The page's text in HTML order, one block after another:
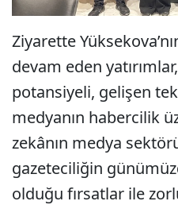
Ziyarette
devam eden
potansiyeli, gelişen
medyanın habercilik
zekânın medya
gazeteciliğin
olduğu fırsatlar ile